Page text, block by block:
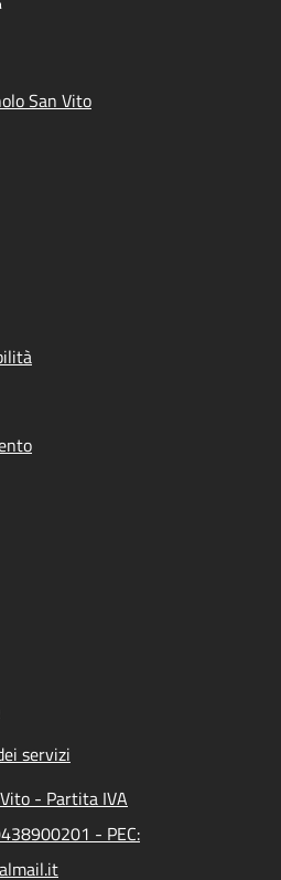
San Vito
servizi
- Partita IVA
- PEC: